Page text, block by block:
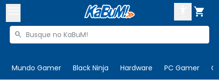

Buscar produtos

Mundo Gamer Black Ninja Hardware PC Gamer